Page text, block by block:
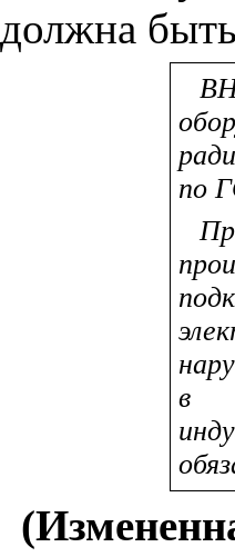
должна
по
в